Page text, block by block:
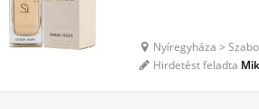
Nyíregyháza >
Hirdetést feladta